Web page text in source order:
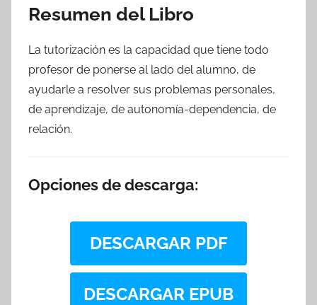
Resumen del Libro
La tutorización es la capacidad que tiene todo
profesor de ponerse al lado del alumno, de
ayudarle a resolver sus problemas personales,
de aprendizaje, de autonomía-dependencia, de
relación.
Opciones de descarga:
DESCARGAR PDF
DESCARGAR EPUB